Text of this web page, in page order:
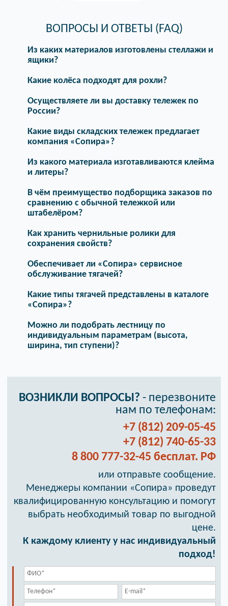
ВОПРОСЫ И ОТВЕТЫ (FAQ)
Из каких материалов изготовлены стеллажи и
ящики?
Какие колёса подходят для рохли?
Осуществляете ли вы доставку тележек по
России?
Какие виды складских тележек предлагает
компания «Сопира»?
Из какого материала изготавливаются клейма
и литеры?
В чём преимущество подборщика заказов по
сравнению с обычной тележкой или
штабелёром?
Как хранить чернильные ролики для
сохранения свойств?
Обеспечивает ли «Сопира» сервисное
обслуживание тягачей?
Какие типы тягачей представлены в каталоге
«Сопира»?
Можно ли подобрать лестницу по
индивидуальным параметрам (высота,
ширина, тип ступени)?
ВОЗНИКЛИ ВОПРОСЫ? - перезвоните
нам по телефонам:
+7 (812) 209-05-45
+7 (812) 740-65-33
8 800 777-32-45 бесплат. РФ
или отправьте сообщение.
Менеджеры компании «Сопира» проведут
квалифицированную консультацию и помогут
выбрать необходимый товар по выгодной
цене.
К каждому клиенту у нас индивидуальный
подход!